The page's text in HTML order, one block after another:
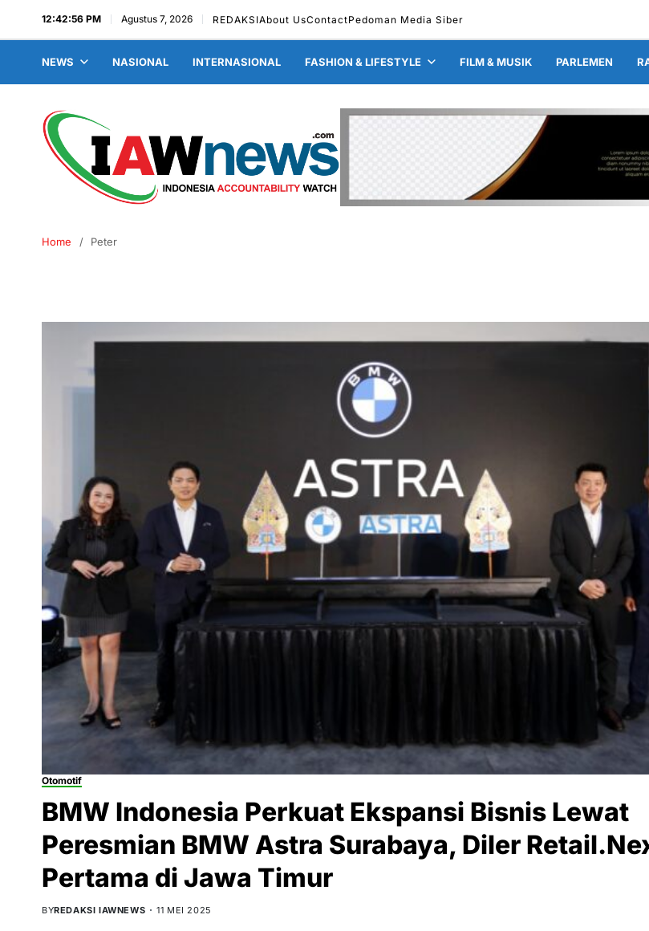
12:42:57 PM Agustus 7, 2026 REDAKSIAbout UsContactPedoman Media Siber
NEWS NASIONAL INTERNASIONAL FASHION & LIFESTYLE FILM & MUSIK PARLEMEN
Home Peter
Otomotif
BMW Indonesia Perkuat Ekspansi Bisnis Lewat
Peresmian BMW Astra Surabaya, Diler
Pertama di Jawa Timur
BYREDAKSI IAWNEWS 11 MEI 2025